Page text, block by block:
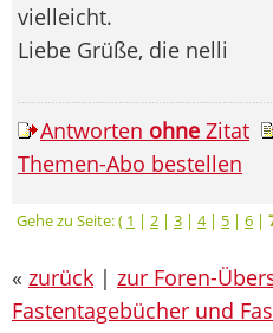
vielleicht.
Liebe Grüße, die nelli
Antworten ohne Zitat
Themen-Abo bestellen
Gehe zu Seite: ( 1 | 2 | 3 | 4| 5 | 6 |
« zurück | zur Foren-
Fastentagebücher und